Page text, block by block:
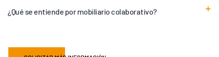
¿Qué se entiende por mobiliario colaborativo?